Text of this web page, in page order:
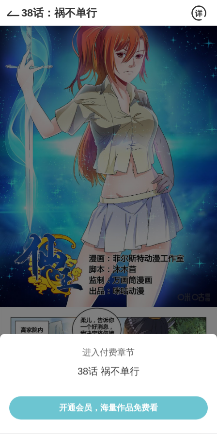
38话：祸不单行
选集 当前话
进入付费章节
38话 祸不单行
开通会员，海量作品免费看